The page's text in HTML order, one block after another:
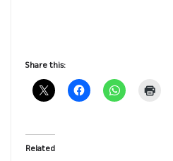
Share this:
Related